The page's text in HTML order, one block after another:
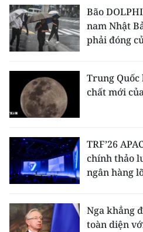
Bão
nam Nhật
phải đóng
Trung Quốc
chất mới
TRF’26
chính thảo
ngân hàng
Nga khẳng
toàn diện